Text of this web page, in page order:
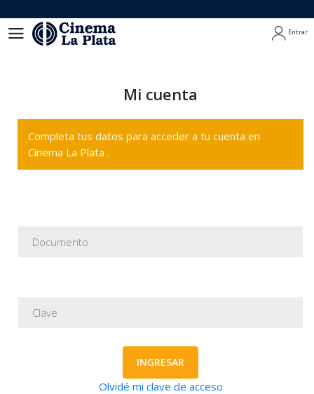
Entrar
Mi cuenta
Completa tus datos para acceder a tu cuenta en
Cinema La Plata .
INGRESAR
Olvidé mi clave de acceso